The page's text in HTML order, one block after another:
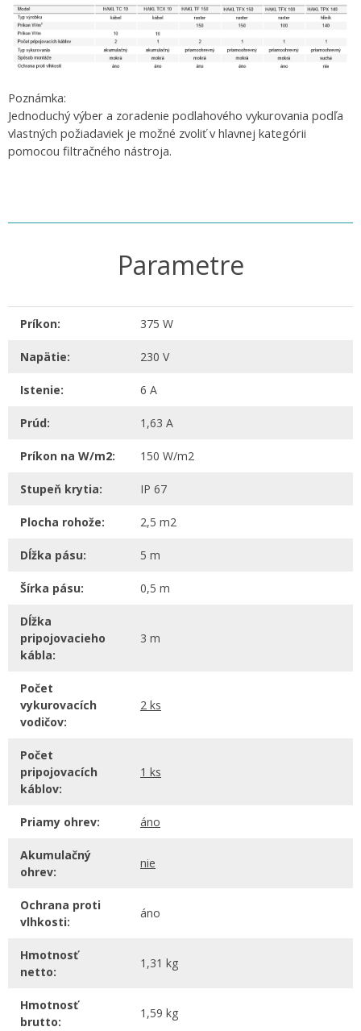
Poznámka:
Jednoduchý výber a zoradenie podlahového vykurovania podľa
vlastných požiadaviek je možné zvoliť v hlavnej kategórii
pomocou filtračného nástroja.
Parametre
Príkon: 375 W
Napätie: 230 V
Istenie: 6 A
Prúd: 1,63 A
Príkon na W/m2: 150 W/m2
Stupeň krytia: IP 67
Plocha rohože: 2,5 m2
Dĺžka pásu: 5 m
Šírka pásu: 0,5 m
Dĺžka
pripojovacieho
kábla:
3 m
Počet
vykurovacích
vodičov:
2 ks
Počet
pripojovacích
káblov:
1 ks
Priamy ohrev: áno
Akumulačný
ohrev:
nie
Ochrana proti
vlhkosti:
áno
Hmotnosť
netto:
1,31 kg
Hmotnosť
brutto:
1,59 kg